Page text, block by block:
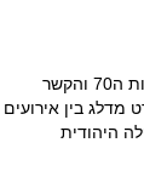
סרט דוקומנטרי ובו סיפורה של לינדה, עיתונאית ישראלית שברחה מבגדד בשנות ה70 והקשר
מדלג בין אירועים
היהודית